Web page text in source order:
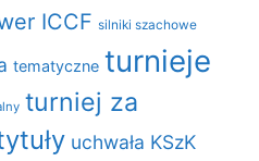
ICCF silniki szachowe
tematyczne turnieje
turniej za
uchwała KSzK